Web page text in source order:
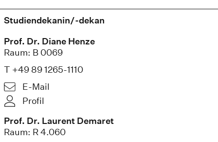
Studiendekanin/-dekan
Prof. Dr. Diane Henze
Raum: B 0069
T +49 89 1265-1110
E-Mail
Profil
Prof. Dr. Laurent Demaret
Raum: R 4.060